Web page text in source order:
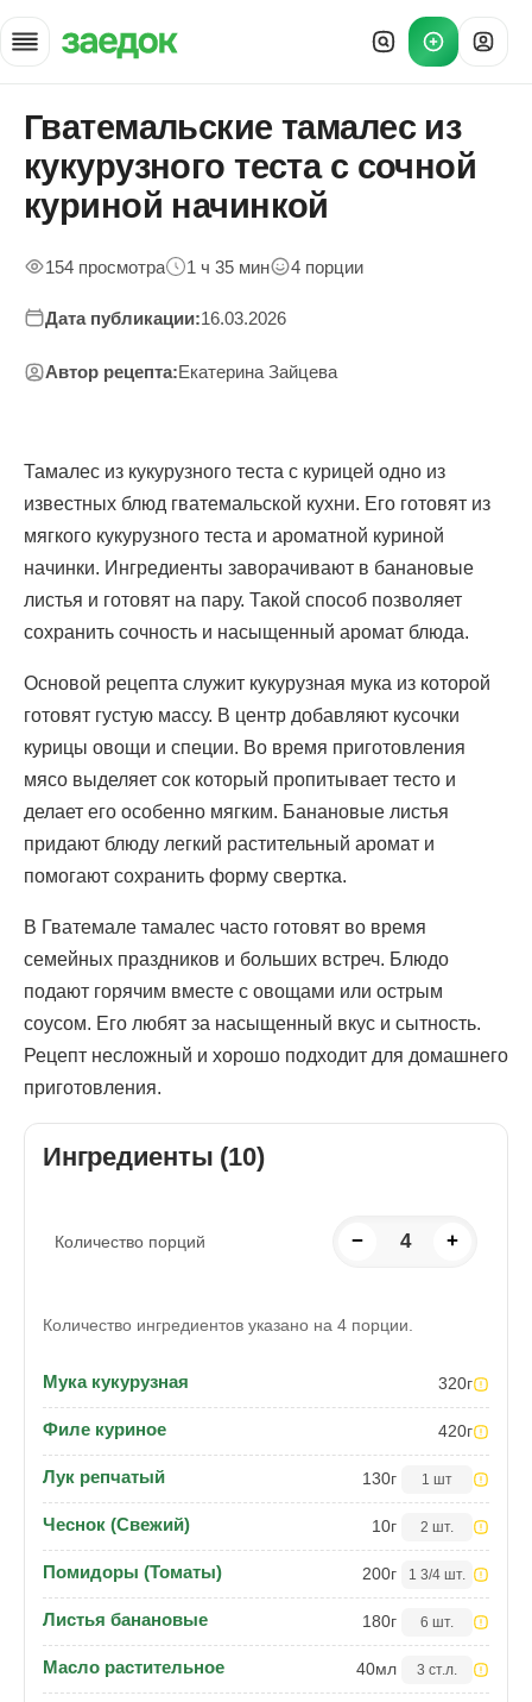
Главная
»
Рецепты
Гватемальские тамалес с курицей
Гватемальские тамалес из
кукурузного теста с сочной
куриной начинкой
154 просмотра 1 ч 35 мин 4 порции
Дата публикации:16.03.2026
Автор рецепта:Екатерина Зайцева
Тамалес из кукурузного теста с курицей одно из
известных блюд гватемальской кухни. Его готовят из
мягкого кукурузного теста и ароматной куриной
начинки. Ингредиенты заворачивают в банановые
листья и готовят на пару. Такой способ позволяет
сохранить сочность и насыщенный аромат блюда.
Основой рецепта служит кукурузная мука из которой
готовят густую массу. В центр добавляют кусочки
курицы овощи и специи. Во время приготовления
мясо выделяет сок который пропитывает тесто и
делает его особенно мягким. Банановые листья
придают блюду легкий растительный аромат и
помогают сохранить форму свертка.
В Гватемале тамалес часто готовят во время
семейных праздников и больших встреч. Блюдо
подают горячим вместе с овощами или острым
соусом. Его любят за насыщенный вкус и сытность.
Рецепт несложный и хорошо подходит для домашнего
приготовления.
Ингредиенты (10)
Количество порций − 4 +
Количество ингредиентов указано на 4 порции.
Мука кукурузная 320г
Филе куриное 420г
Лук репчатый 130г 1 шт
Чеснок (Свежий) 10г 2 шт.
Помидоры (Томаты) 200г 1 3/4 шт.
Листья банановые 180г 6 шт.
Масло растительное 40мл 3 ст.л.